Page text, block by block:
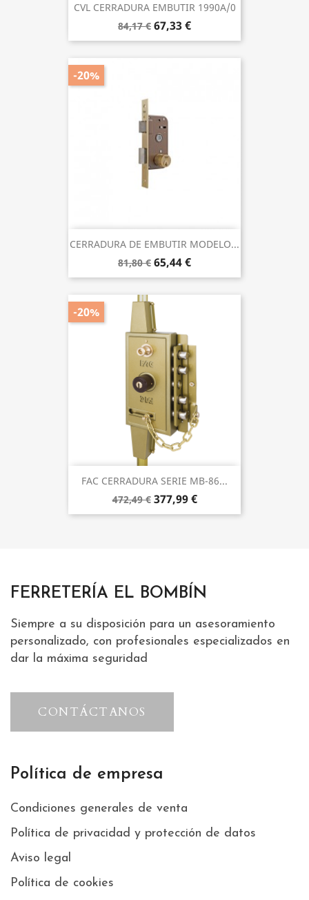
CVL CERRADURA EMBUTIR 1990A/0
84,17 € 67,33 €
CERRADURA DE EMBUTIR MODELO...
81,80 € 65,44 €
-20%
FAC CERRADURA SERIE MB-86...
472,49 € 377,99 €
-20%
FERRETERÍA EL BOMBÍN
Siempre a su disposición para un asesoramiento
personalizado, con profesionales especializados en
dar la máxima seguridad
CONTÁCTANOS
Política de empresa
Condiciones generales de venta
Política de privacidad y protección de datos
Aviso legal
Política de cookies